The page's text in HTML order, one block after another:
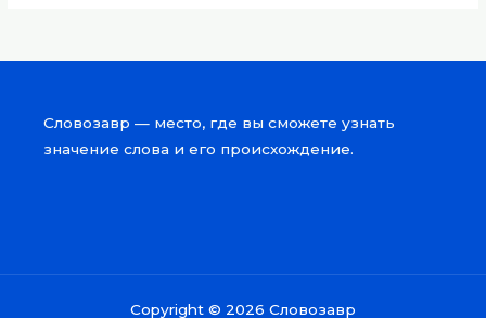
Словозавр — место, где вы сможете узнать
значение слова и его происхождение.
Copyright © 2026 Словозавр